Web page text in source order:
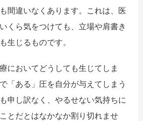
間違いなくあります。これは、医
くら気をつけても、立場や肩書き
生じるものです。
おいてどうしても生じてしま
「ある」圧を自分が与えてしまう
申し訳なく、やるせない気持ちに
とだとはなかなか割り切れませ